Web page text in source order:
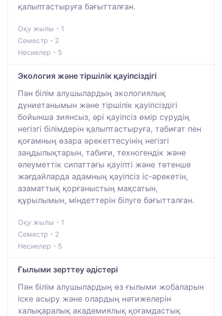
қалыптастыруға бағытталған.
Оқу жылы - 1
Семестр - 2
Несиелер - 5
Экология және тіршілік қауіпсіздігі
Пән білім алушылардың экологиялық
дүниетанымын және тіршілік қауіпсіздігі
бойынша зиянсыз, әрі қауіпсіз өмір сүрудің
негізгі білімдерін қалыптастыруға, табиғат пен
қоғамның өзара әрекеттесуінің негізгі
заңдылықтарын, табиғи, техногендік және
әлеуметтік сипаттағы қауіпті және төтенше
жағдайларда адамның қауіпсіз іс-әрекетін,
азаматтық қорғаныстың мақсатын,
құрылымын, міндеттерін білуге бағытталған.
Оқу жылы - 1
Семестр - 2
Несиелер - 5
Ғылыми зерттеу әдістері
Пән білім алушылардың өз ғылыми жобаларын
іске асыру және олардың нәтижелерін
халықаралық академиялық қоғамдастық